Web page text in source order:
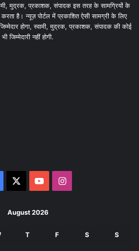
मुद्रक, प्रकाशक, संपादक इस तरह के सामग्रियों के
करता है। न्यूज़ पोर्टल में प्रकाशित ऐसी सामग्री के लिए
होगा, स्वामी, मुद्रक, प्रकाशक, संपादक की कोई
भी जिम्मेदारी नहीं होगी.
YouTubeInstagram
August 2026
T F S S